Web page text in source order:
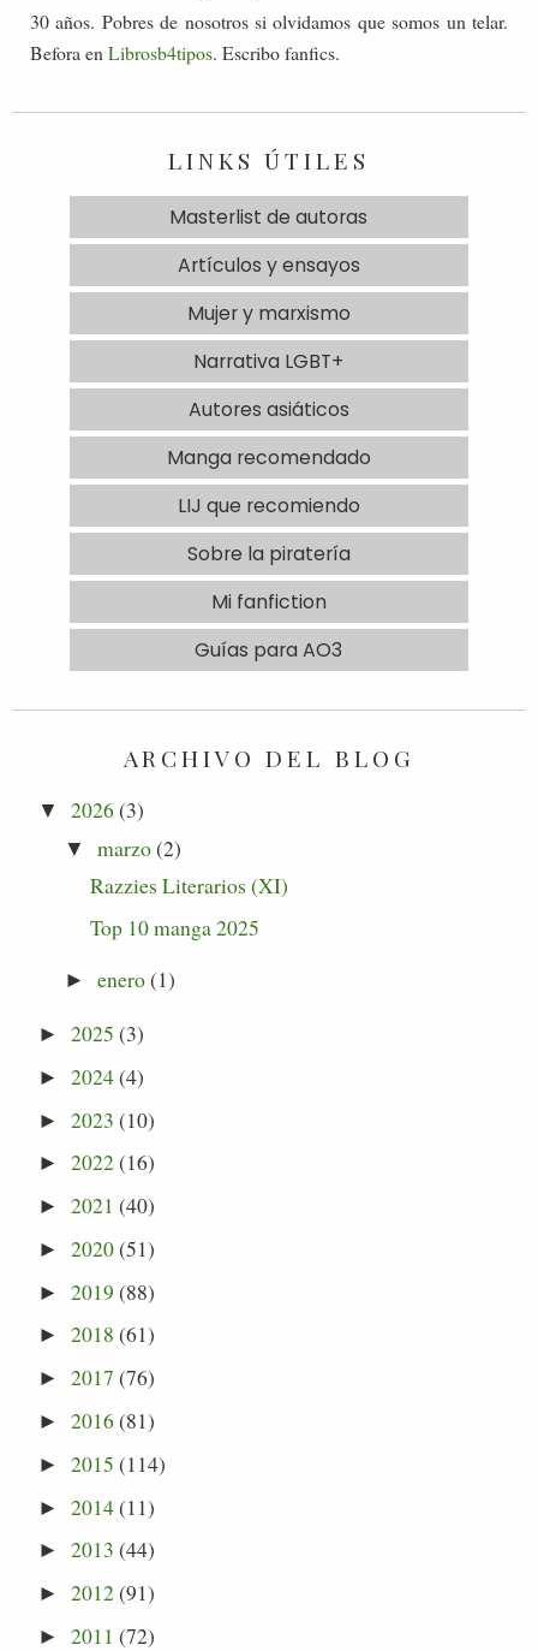
30 años. Pobres de nosotros si olvidamos que somos un telar.
Befora en Librosb4tipos. Escribo fanfics.
LINKS ÚTILES
Masterlist de autoras
Artículos y ensayos
Mujer y marxismo
Narrativa LGBT+
Autores asiáticos
Manga recomendado
LIJ que recomiendo
Sobre la piratería
Mi fanfiction
Guías para AO3
ARCHIVO DEL BLOG
▼ 2026(3)
▼ marzo(2)
Razzies Literarios (XI)
Top 10 manga 2025
► enero(1)
►2025 (3)
►2024(4)
►2023 (10)
►2022(16)
►2021 (40)
►2020(51)
►2019 (88)
►2018 (61)
►2017 (76)
►2016(81)
►2015 (114)
►2014(11)
►2013 (44)
►2012(91)
►2011 (72)